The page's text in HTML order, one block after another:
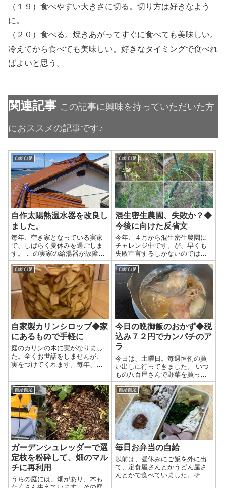
（１９）食べやすい大きさに切る。切り方は好きなよう
に。
（２０）食べる。焼きあがってすぐに食べても美味しい。
冷えてから食べても美味しい。好きなタイミングで食べれ
ばよいと思う。
関連記事 この記事に興味を持っていただいた方
におススメの記事です♪
自給自足
自作太陽熱温水器を改良し
ました。
毎年、空き家となっている実家
で、しばらく夏休みを過ごしま
す。 この実家の給湯器が故障し
ているので、いつもお風呂は水
だけですが、夏とはいえ、冷た
いので、どうにかして温水を確
保すべく、自作の太陽熱温水器
づくりに挑戦しました。 前回の
結果は、「ほんのり温かい」程
度でした。また、自作温水器を
日光が当たる場所に置くため
に、ずっと気にしていなくては
いけません。外出してしまった
ら、いつの間にか日陰に入って
しまうので、温水が作れなくな
ります。 今回、実家の家の形に
あわせて改良してみました。 改
した太陽熱温水の仕組みは、 お
風呂の浴槽に水をためる。 ホー
スで、浴槽⇒自作温水器⇒浴
槽...
自給自足
混生密生農園、失敗か？◆
今後に向けた反省文
今年、４月から混生密生農園に
チャレンジ中です。が、早くも
失敗宣言するしかないのでは、
と言う状態になりました。残念(-
_-;) ↓これまでの農園記事 現在の
惨状 上の記事の発収穫以降も、
多少の収穫は続いていたのです
が、ここ最近は、完全に干上が
った感じです。包み隠さず写真
を公開すると、 オクラとバジル
だけがどうにか育ってます 豆類
は、多少収穫できました。きゅ
うりは、ほぼダメでした。 いっ
たい何が育ったのか？ こちらも
オクラだけどうにか。 反省文 ま
ったく予備知識なしに、種まい
て、自然に任せとけば、育って
くれるはず、という楽観的とい
うか、都合の良い認識で始めた
ため、本当に手抜きで育ててい
ました。これ...
自給自足
自家製カリンシロップ◆家
にあるもので手軽に
庭のカリンの木に実がなりまし
た。全くお世話をしませんが、
実をつけてくれます。毎年、実
した。そして、毎年この時期に
は、カリンシロップを作ってい
ます。こだわって、蜂蜜で作り
たいところですが、蜂蜜は買う
と結構高いので、砂糖とザラメ
糖で作りました。 カリンの収穫
ほったらかしなので、痛んだ実
もありますが、きれいな実もた
くさんできました。カリンの木
は、２本あるのですが、それぞ
れから１～２ｋｇ収穫できまし
た。 少し青い実もあったので、
箱に入れて、しばらく追熟させ
ます。全体的に黄色くなって、
自給自足
今日の晩御飯のおかず◆税
込み７２円でカンパチのア
ラ
今日は、土曜日。毎週恒例の買
い出しに行ってきました。 いつ
もの八百屋さんで野菜を買っ
て、スーパーに肉類などを買い
に行きました。ふと見つけた魚
のアラ。こんなに安かったんだ
と、改めて発見しました。 カン
パチのアラ。税込み７２円 夕方
に買いもに行ったからなのか、
割引されていた。税込み７２
円。十分なおかずになりそうな
のに、この値段なのか。しかも
魚のアラはうまいところが詰ま
っている。 手軽に味噌煮 味噌と
生姜だけ入れて、煮込みまし
た。手間もかからず、美味しく
自給自足
ガーデンシュレッダーで選
定枝を粉砕して、畑のマル
チに再利用
うちの庭には、畑があり、木も
自給自足
毎日お弁当の自給
以前は、昼休みにご飯を外に出
て、定食屋さんとかうどん屋さ
んとかで食べていました。それ